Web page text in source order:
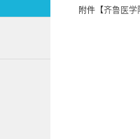
附件【齐鲁医学